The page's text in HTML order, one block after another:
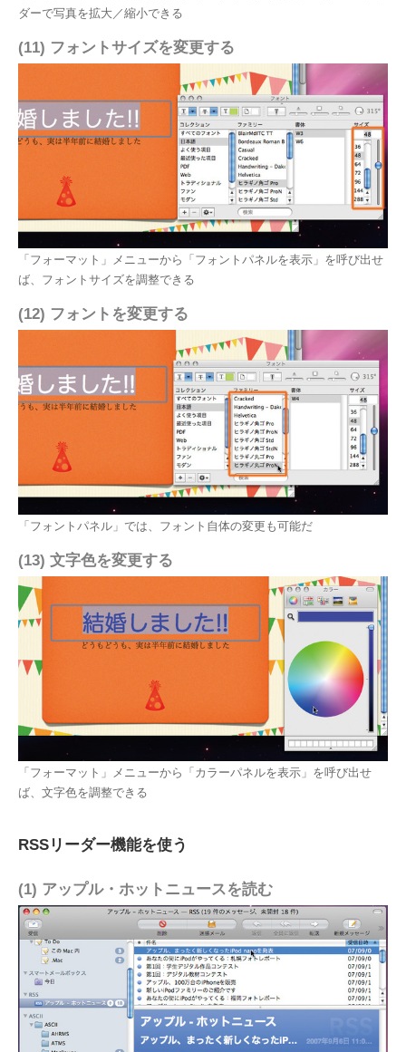
ダーで写真を拡大／縮小できる
(11) フォントサイズを変更する
「フォーマット」メニューから「フォントパネルを表示」を呼び出せ
ば、フォントサイズを調整できる
(12) フォントを変更する
「フォントパネル」では、フォント自体の変更も可能だ
(13) 文字色を変更する
「フォーマット」メニューから「カラーパネルを表示」を呼び出せ
ば、文字色を調整できる
RSSリーダー機能を使う
(1) アップル・ホットニュースを読む